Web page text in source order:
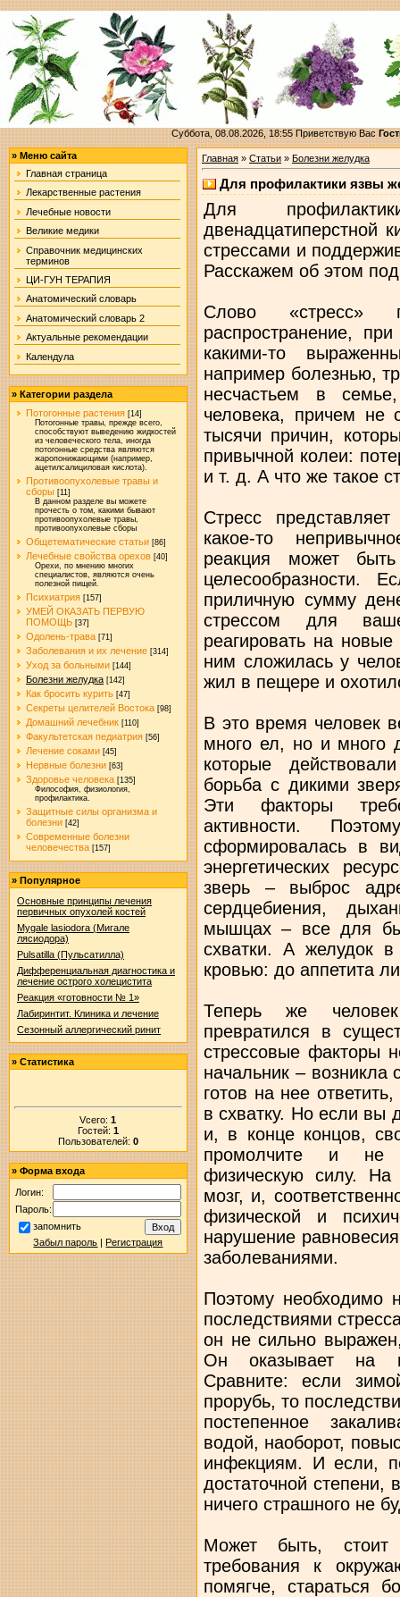
Суббота, 08.08.2026, 18:55Приветствую Вас
» Меню сайта
Главная страница
Лекарственные растения
Лечебные новости
Великие медики
Справочник медицинских
терминов
ЦИ-ГУН ТЕРАПИЯ
Анатомический словарь
Анатомический словарь 2
Актуальные рекомендации
Календула
» Категории раздела
Потогонные растения [14]
Потогонные травы, прежде всего,
способствуют выведению жидкостей
из человеческого тела, иногда
потогонные средства являются
жаропонижающими (например,
ацетилсалициловая кислота).
Противоопухолевые травы и
сборы [11]
В данном разделе вы можете
прочесть о том, какими бывают
противоопухолевые травы,
противоопухолевые сборы
Общетематические статьи [86]
Лечебные свойства орехов [40]
Орехи, по мнению многих
специалистов, являются очень
полезной пищей.
Психиатрия [157]
УМЕЙ ОКАЗАТЬ ПЕРВУЮ
ПОМОЩЬ [37]
Одолень-трава [71]
Заболевания и их лечение [314]
Уход за больными [144]
Болезни желудка [142]
Как бросить курить [47]
Секреты целителей Востока [98]
Домашний лечебник [110]
Факультетская педиатрия [56]
Лечение соками [45]
Нервные болезни [63]
Здоровье человека [135]
Философия, физиология,
профилактика.
Защитные силы организма и
болезни [42]
Современные болезни
человечества [157]
» Популярное
Основные принципы лечения
первичных опухолей костей
Mygale lasiodora (Мигале
лясиодора)
Pulsatilla (Пульсатилла)
Дифференциальная диагностика и
лечение острого холецистита
Реакция «готовности № 1»
Лабиринтит. Клиника и лечение
Сезонный аллергический ринит
» Статистика
Vсего:1
Гостей: 1
Пользователей: 0
» Форма входа
Логин:
Пароль:
запомнить
Забыл пароль |Регистрация
Главная» Статьи» Болезни желудка
Для профилактики язвы
Для
двенадцатиперстной
стрессами и
Расскажем об этом
Слово «стресс»
распространение,
какими-то
например болезнью,
несчастьем в
человека, причем не
тысячи причин,
привычной колеи:
и т. д. А что же такое
Стресс
какое-то
реакция может
целесообразности.
приличную сумму
стрессом для
реагировать на
ним сложилась у
жил в пещере и
В это время человек
много ел, но и много
которые
борьба с дикими
Эти факторы
активности.
сформировалась в
энергетических
зверь – выброс
сердцебиения,
мышцах – все для
схватки. А желудок
кровью: до аппетита
Теперь же
превратился в
стрессовые факторы
начальник – возникла
готов на нее
в схватку. Но если вы
и, в конце концов,
промолчите и не
физическую силу. На
мозг, и,
физической и
нарушение
заболеваниями.
Поэтому необходимо
последствиями
он не сильно
Он оказывает на
Сравните: если
прорубь, то
постепенное
водой, наоборот,
инфекциям. И если,
достаточной степени,
ничего страшного не
Может быть, стоит
требования к
помягче, стараться